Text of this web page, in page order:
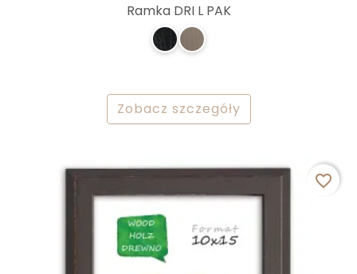
Ramka DRI L PAK
Zobacz szczegóły
favorite_border